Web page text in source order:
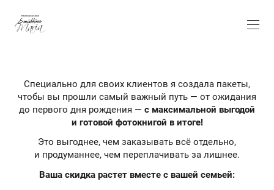
Специально для своих клиентов я создала пакеты,
чтобы вы прошли самый важный путь — от ожидания
до первого дня рождения — с максимальной выгодой
и готовой фотокнигой в итоге!
Это выгоднее, чем заказывать всё отдельно,
и продуманнее, чем переплачивать за лишнее.
Ваша скидка растет вместе с вашей семьей: